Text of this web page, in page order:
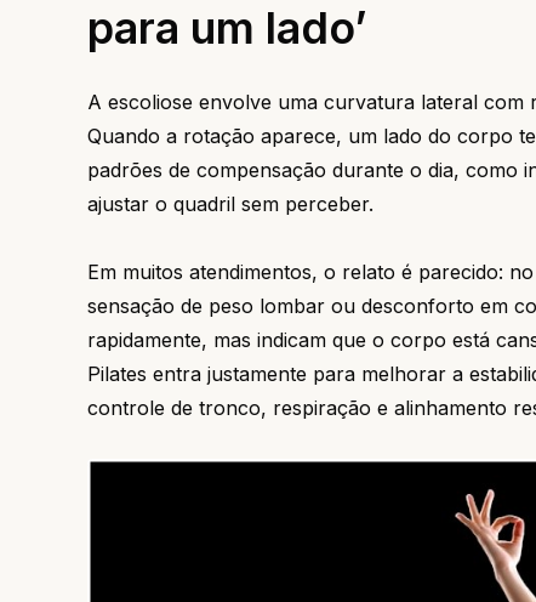
para um lado’
A escoliose envolve uma curvatura lateral
Quando a rotação aparece, um lado do corpo
padrões de compensação durante o dia,
ajustar o quadril sem perceber.
Em muitos atendimentos, o relato é parecido:
sensação de peso lombar ou desconforto em
rapidamente, mas indicam que o corpo está
Pilates entra justamente para melhorar a
controle de tronco, respiração e alinhamento